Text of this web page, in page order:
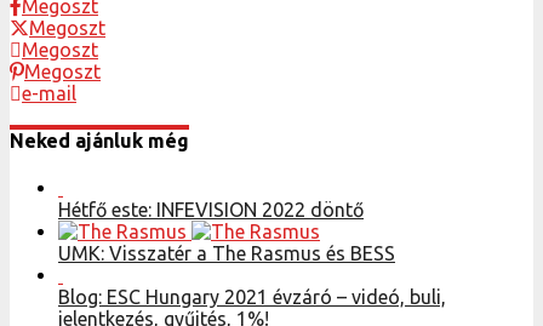
Megoszt
Megoszt
Megoszt
Megoszt
e-mail
Neked ajánluk még
Hétfő este: INFEVISION 2022 döntő
UMK: Visszatér a The Rasmus és BESS
Blog: ESC Hungary 2021 évzáró – videó, buli,
jelentkezés, gyűjtés, 1%!